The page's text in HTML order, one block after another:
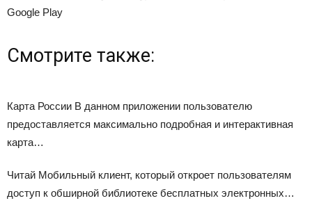
Google Play
Смотрите также:
Карта России В данном приложении пользователю
предоставляется максимально подробная и интерактивная
карта…
Читай Мобильный клиент, который откроет пользователям
доступ к обширной библиотеке бесплатных электронных…